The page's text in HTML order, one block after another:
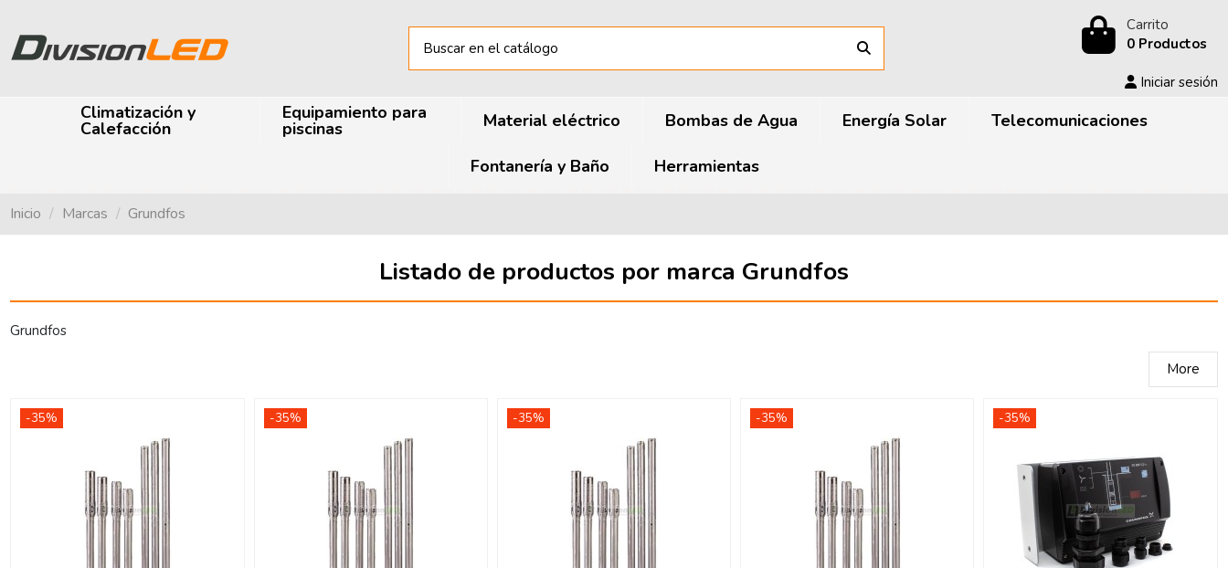
Carrito
0 Productos
Iniciar sesión
Climatización y
Calefacción
Equipamiento para
piscinas Material eléctrico Bombas de Agua Energía Solar Telecomunicaciones
Fontanería y Baño Herramientas
Inicio Marcas Grundfos
Listado de productos por marca Grundfos
Grundfos
More
-35% -35% -35% -35% -35%